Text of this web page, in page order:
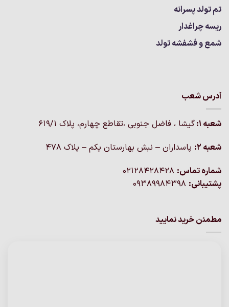
تم تولد پسرانه
ریسه چراغدار
شمع و فشفشه تولد
آدرس شعب
شعبه 1:
گيشا ، فاضل جنوبی ،تقاطع چهارم، پلاک 619/1
شعبه 2:
پاسداران – نبش بهارستان یکم – پلاک ۴۷۸
شماره تماس:
پشتیبانی:
مطمئن خرید نمایید